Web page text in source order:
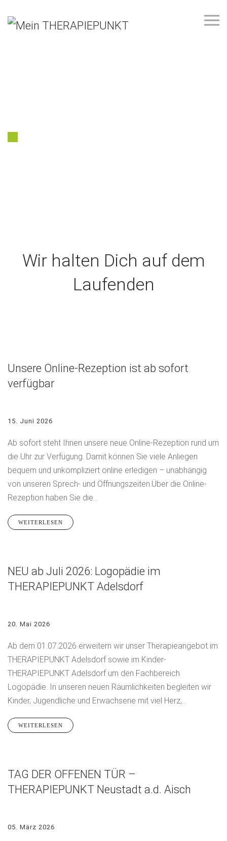
Wir halten Dich auf dem
Laufenden
Unsere Online-Rezeption ist ab sofort
verfügbar
15. Juni 2026
Ab sofort steht Ihnen unsere neue Online-Rezeption rund um
die Uhr zur Verfügung. Damit können Sie viele Anliegen
bequem und unkompliziert online erledigen – unabhängig
von unseren Sprech- und Öffnungszeiten.Über die Online-
Rezeption haben Sie die...
WEITERLESEN
NEU ab Juli 2026: Logopädie im
THERAPIEPUNKT Adelsdorf
20. Mai 2026
Ab dem 01.07.2026 erweitern wir unser Therapieangebot im
THERAPIEPUNKT Adelsdorf sowie im Kinder-
THERAPIEPUNKT Adelsdorf um den Fachbereich
Logopädie. In unseren neuen Räumlichkeiten begleiten wir
Kinder, Jugendliche und Erwachsene mit viel Herz,...
WEITERLESEN
TAG DER OFFENEN TÜR –
THERAPIEPUNKT Neustadt a.d. Aisch
05. März 2026